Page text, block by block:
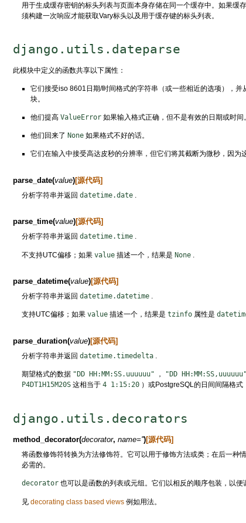
用于生成缓存密钥的标头列表与页面本身存储在同一个缓存中。如果缓
须构建一次响应才能获取Vary标头以及用于缓存键的标头列表。
django.utils.dateparse
此模块中定义的函数共享以下属性：
它们接受iso 8601日期/时间格式的字符串（或一些相近的选项），并
块。
他们提高 ValueError如果输入格式正确，但不是有效的日期或时间。
他们回来了 None如果格式不好的话。
它们在输入中接受高达皮秒的分辨率，但它们将其截断为微秒，因为
parse_date(value)[源代码]
分析字符串并返回 datetime.date.
parse_time(value)[源代码]
分析字符串并返回 datetime.time.
不支持UTC偏移；如果 value描述一个，结果是 None.
parse_datetime(value)[源代码]
分析字符串并返回 datetime.datetime.
支持UTC偏移；如果 value描述一个，结果是 tzinfo属性是
parse_duration(value)[源代码]
分析字符串并返回 datetime.timedelta.
期望格式的数据 "DD HH:MM:SS.uuuuuu" ， "DD HH:MM:SS,uuuuuu"
P4DT1H15M20S这相当于 4 1:15:20）或PostgreSQL的日间间隔格式
django.utils.decorators
method_decorator(decorator, name='')[源代码]
将函数修饰符转换为方法修饰符。它可以用于修饰方法或类；在后一种情
必需的。
decorator也可以是函数的列表或元组。它们以相反的顺序包装，以便
见 decorating class based views例如用法。